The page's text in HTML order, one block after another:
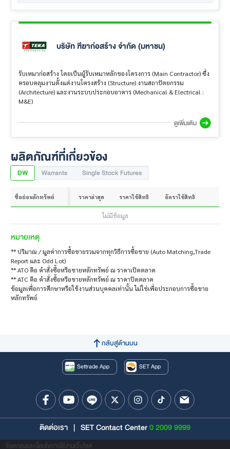
บริษัท ฑีฆาก่อสร้าง จำกัด (มหาชน)
รับเหมาก่อสร้าง โดยเป็นผู้รับเหมาหลักของโครงการ (Main Contractor) ซึ่ง
ครอบคลุมงานตั้งแต่งานโครงสร้าง (Structure) งานสถาปัตยกรรม
(Architecture) และงานระบบประกอบอาคาร (Mechanical & Electrical :
M&E)
ดูเพิ่มเติม
ผลิตภัณฑ์ที่เกี่ยวข้อง
DW Warrants Single Stock Futures
ชื่อย่อหลักทรัพย์ ราคาล่าสุด ราคาใช้สิทธิ อัตราใช้สิทธิ
ไม่มีข้อมูล
หมายเหตุ
** ปริมาณ / มูลค่าการซื้อขายรวมจากทุกวิธีการซื้อขาย (Auto Matching,Trade
Report และ Odd Lot)
** ATO คือ คำสั่งซื้อหรือขายหลักทรัพย์ ณ ราคาเปิดตลาด
** ATC คือ คำสั่งซื้อหรือขายหลักทรัพย์ ณ ราคาปิดตลาด
ข้อมูลเพื่อการศึกษาหรือใช้งานส่วนบุคคลเท่านั้น ไม่ใช่เพื่อประกอบการซื้อขาย
หลักทรัพย์
กลับสู่ด้านบน
Settrade App SET App
ติดต่อเรา | SET Contact Center0 2009 9999
ข้อตกลงและเงื่อนไขการใช้งานเว็บไซต์